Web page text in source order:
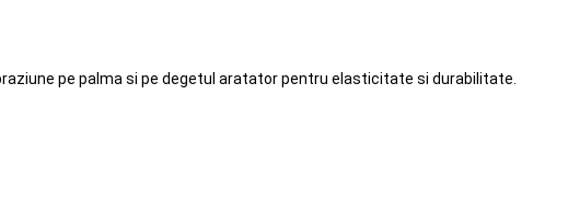
pe palma si pe degetul aratator pentru elasticitate si durabilitate.